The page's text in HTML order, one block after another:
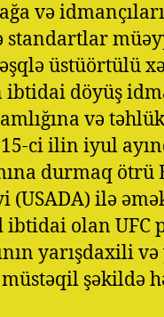
və
standartlar
üstüörtülü
ibtidai döyüş
və
ci ilin iyul
durmaq ötrü
ilə
olan UFC
yarışdaxili
şəkildə